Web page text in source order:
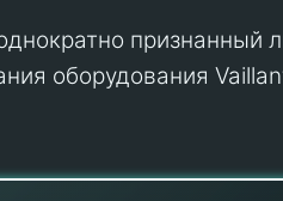
признанный
оборудования